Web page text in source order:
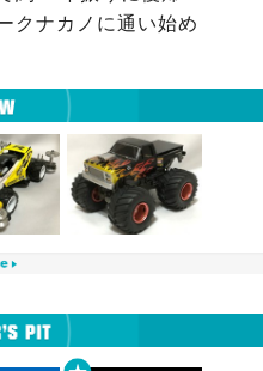
クナカノに通い始め